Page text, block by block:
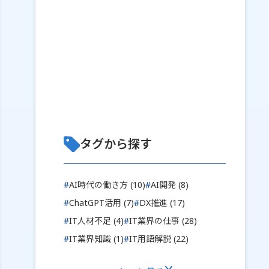
タグから探す
#AI時代の働き方 (10)#AI開発 (8)
#ChatGPT活用 (7)#DX推進 (17)
#IT人材不足 (4)#IT業界の仕事 (28)
#IT業界知識 (1)#IT用語解説 (22)